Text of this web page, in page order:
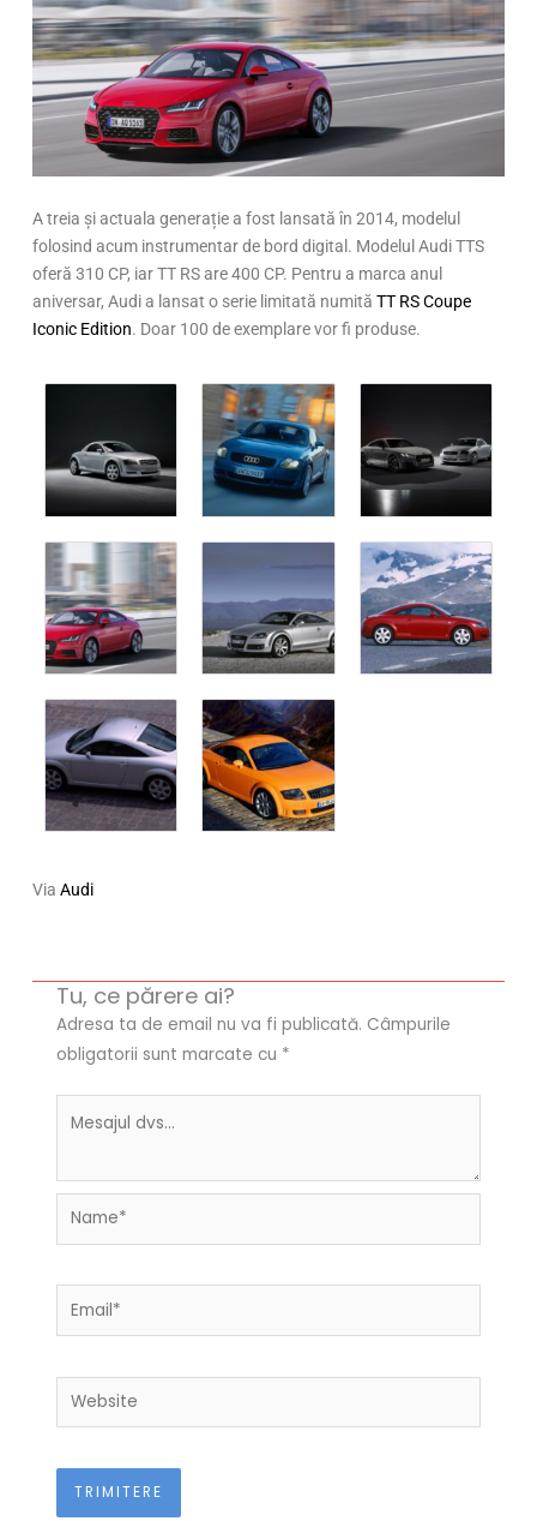
A treia și actuala generație a fost lansată în 2014, modelul
folosind acum instrumentar de bord digital. Modelul Audi TTS
oferă 310 CP, iar TT RS are 400 CP. Pentru a marca anul
aniversar, Audi a lansat o serie limitată numităTT RS Coupe
Iconic Edition. Doar 100 de exemplare vor fi produse.
ViaAudi
Tu, ce părere ai?
Adresa ta de email nu va fi publicată. Câmpurile
obligatorii sunt marcate cu *
Name*
Email*
Website